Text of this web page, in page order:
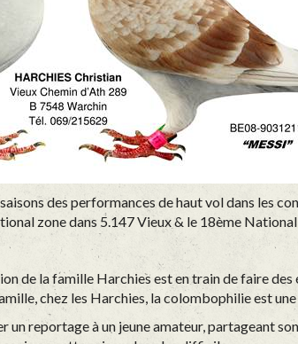
des performances de haut vol dans les
zone dans 5.147 Vieux & le 18ème
de la famille Harchies est en train de faire
chez les Harchies, la colombophilie est
reportage à un jeune amateur, partageant